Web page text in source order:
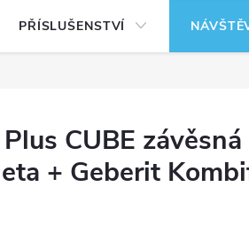
PŘÍSLUŠENSTVÍ
CUBE závěsná
+ Geberit